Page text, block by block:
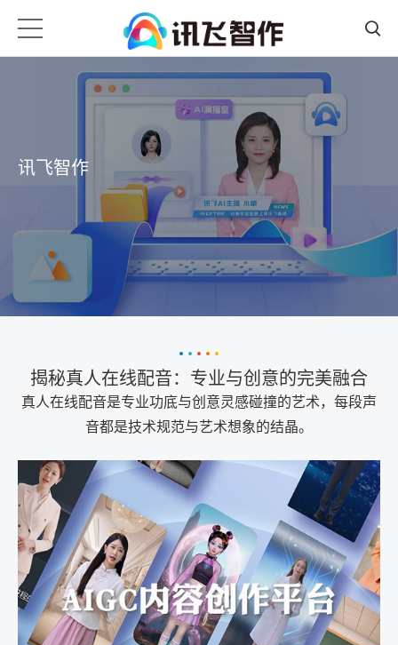
讯飞智作
揭秘真人在线配音：专业与创意的完美融合
真人在线配音是专业功底与创意灵感碰撞的艺术，每段声
音都是技术规范与艺术想象的结晶。